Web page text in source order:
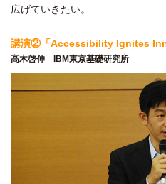
広げていきたい。
講演②「Accessibility Ignites
高木啓伸 IBM東京基礎研究所